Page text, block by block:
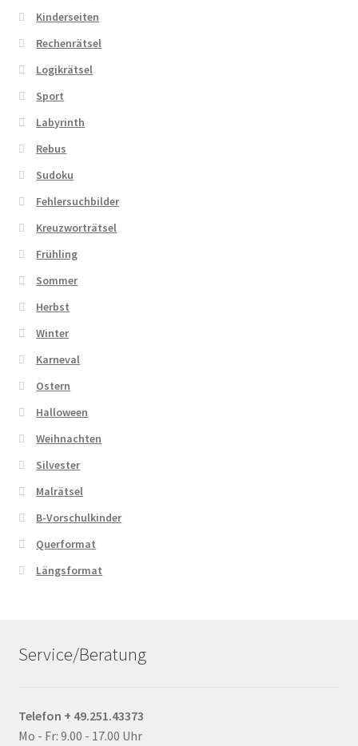
Zahlungsarten
Kinderseiten
Rechenrätsel
Logikrätsel
Sport
Labyrinth
Rebus
Sudoku
Fehlersuchbilder
Kreuzworträtsel
Frühling
Sommer
Herbst
Winter
Karneval
Ostern
Halloween
Weihnachten
Silvester
Malrätsel
B-Vorschulkinder
Querformat
Längsformat
Service/Beratung
Telefon + 49.251.43373
Mo - Fr: 9.00 - 17.00 Uhr